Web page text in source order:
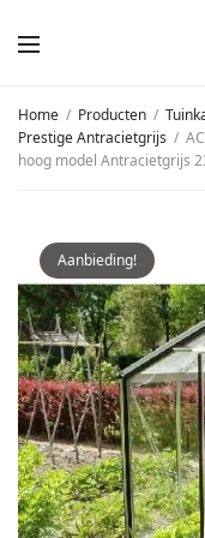
Home / Producten /
Prestige Antracietgrijs /
hoog model Antracietgrijs
Aanbieding!